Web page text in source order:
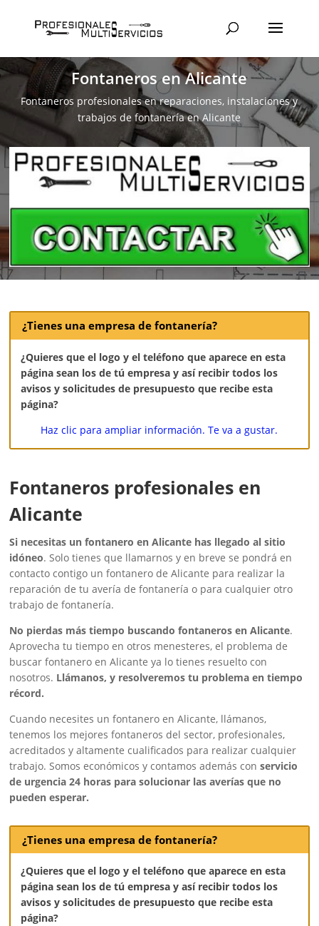
Fontaneros en Alicante
Fontaneros profesionales en reparaciones, instalaciones y
trabajos de fontanería en Alicante
¿Tienes una empresa de fontanería?
¿Quieres que el logo y el teléfono que aparece en esta
página sean los de tú empresa y así recibir todos los
avisos y solicitudes de presupuesto que recibe esta
página?
Haz clic para ampliar información. Te va a gustar.
Fontaneros profesionales en
Alicante
Si necesitas un fontanero en Alicante has llegado al sitio
idóneo. Solo tienes que llamarnos y en breve se pondrá en
contacto contigo un fontanero de Alicante para realizar la
reparación de tu avería de fontanería o para cualquier otro
trabajo de fontanería.
No pierdas más tiempo buscando fontaneros en Alicante.
Aprovecha tu tiempo en otros menesteres, el problema de
buscar fontanero en Alicante ya lo tienes resuelto con
nosotros. Llámanos, y resolveremos tu problema en tiempo
récord.
Cuando necesites un fontanero en Alicante, llámanos,
tenemos los mejores fontaneros del sector, profesionales,
acreditados y altamente cualificados para realizar cualquier
trabajo. Somos económicos y contamos además conservicio
de urgencia 24 horas para solucionar las averías que no
pueden esperar.
¿Tienes una empresa de fontanería?
¿Quieres que el logo y el teléfono que aparece en esta
página sean los de tú empresa y así recibir todos los
avisos y solicitudes de presupuesto que recibe esta
página?